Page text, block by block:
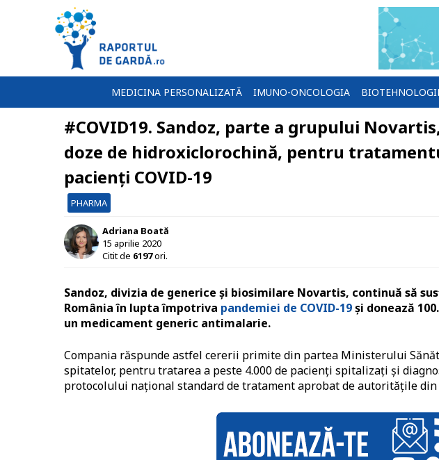
MEDICINA PERSONALIZATĂ IMUNO-ONCOLOGIA
#COVID19. Sandoz, parte a grupului
doze de hidroxiclorochină, pentru
pacienți COVID-19
PHARMA
Adriana Boată
15 aprilie 2020
Citit de 6197ori.
Sandoz, divizia de generice și biosimilare Novartis, continuă să
România în lupta împotriva pandemiei de COVID-19și donează
un medicament generic antimalarie.
Compania răspunde astfel cererii primite din partea Ministerului
spitatelor, pentru tratarea a peste 4.000 de pacienți spitalizați și
protocolului național standard de tratament aprobat de autoritățile din